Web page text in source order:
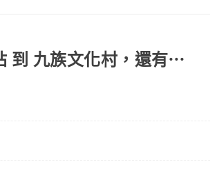
到 九族文化村，還有⋯